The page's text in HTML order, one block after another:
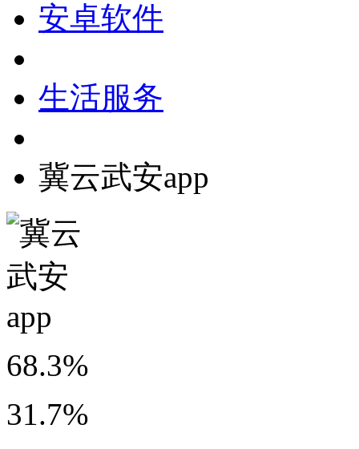
安卓软件
生活服务
冀云武安app
68.3%
31.7%